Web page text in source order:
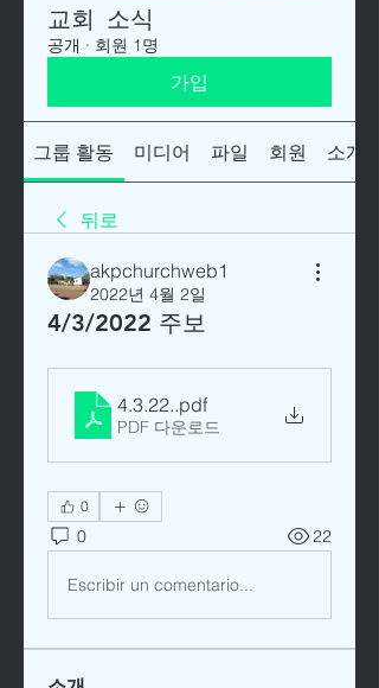
교회 소식
공개 · 회원 1명
가입
그룹 활동 미디어 파일 회원 소개
뒤로
akpchurchweb1
2022년 4월 2일
4/3/2022 주보
4.3.22..pdf
PDF 다운로드
0
0 22
Escribir un comentario...